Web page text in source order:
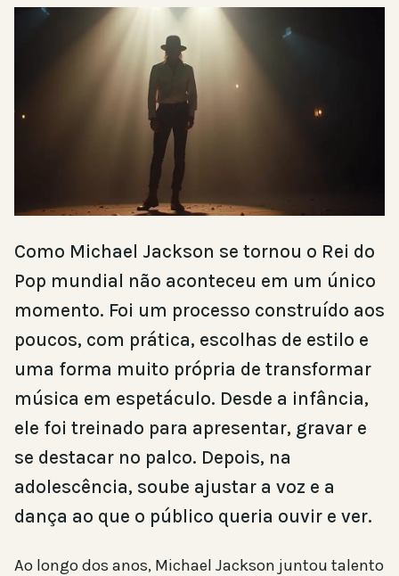
Como Michael Jackson se tornou o Rei do
Pop mundial não aconteceu em um único
momento. Foi um processo construído aos
poucos, com prática, escolhas de estilo e
uma forma muito própria de transformar
música em espetáculo. Desde a infância,
ele foi treinado para apresentar, gravar e
se destacar no palco. Depois, na
adolescência, soube ajustar a voz e a
dança ao que o público queria ouvir e ver.
Ao longo dos anos, Michael Jackson juntou talento